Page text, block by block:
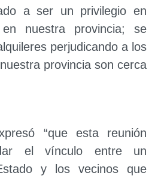
a ser un privilegio en
nuestra provincia; se
perjudicando a los
provincia son cerca
“que esta reunión
el vínculo entre un
y los vecinos que